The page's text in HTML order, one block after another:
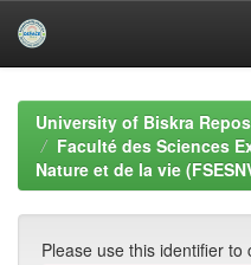
navigationUniversity of Biskra
Faculté des Sciences
Nature et de la vie
Please use this identifier to